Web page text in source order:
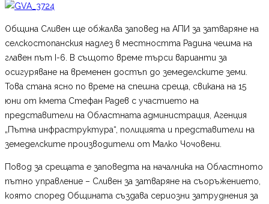
Община Сливен ще обжалва заповед на АПИ за затваряне на
селскостопанския надлез в местността Радина чешма на
главен път I-6. В същото време търси варианти за
осигуряване на временен достъп до земеделските земи.
Това стана ясно по време на спешна среща, свикана на 15
юни от кмета Стефан Радев с участието на
представители на Областната администрация, Агенция
„Пътна инфраструктура“, полицията и представители на
земеделските производители от Малко Чочовени.
Повод за срещата е заповедта на началника на Областното
пътно управление – Сливен за затваряне на съоръжението,
която според Общината създава сериозни затруднения за